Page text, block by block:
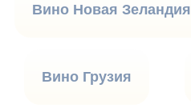
Вино Новая Зеландия
Вино Грузия